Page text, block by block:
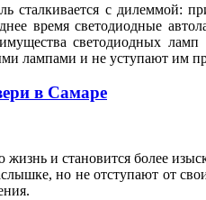
сталкивается с дилеммой:
время светодиодные
светодиодных
лампами и не уступают им
в Самаре
и становится более
но не отступают от